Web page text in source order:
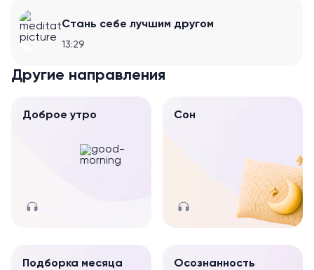
Стань себе лучшим другом
13:29
Другие направления
Доброе утро Сон
Подборка месяца Осознанность